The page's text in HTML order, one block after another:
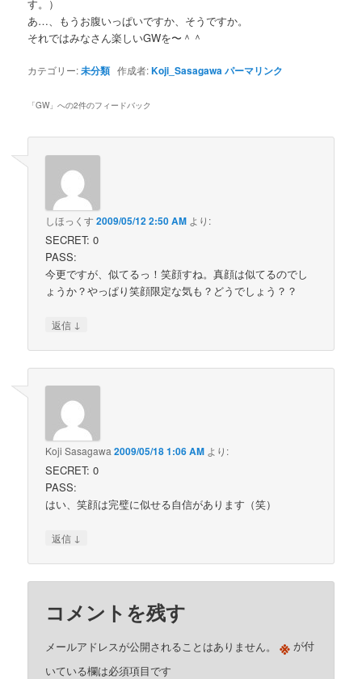
す。）
あ…、もうお腹いっぱいですか、そうですか。
それではみなさん楽しいGWを〜＾＾
カテゴリー:未分類 作成者:Koji_Sasagawaパーマリンク
「GW」への2件のフィードバック
しほっくす 2009/05/12 2:50 AM より:
SECRET: 0
PASS:
今更ですが、似てるっ！笑顔すね。真顔は似てるのでし
ょうか？やっぱり笑顔限定な気も？どうでしょう？？
返信 ↓
Koji Sasagawa 2009/05/18 1:06 AM より:
SECRET: 0
PASS:
はい、笑顔は完璧に似せる自信があります（笑）
返信 ↓
コメントを残す
メールアドレスが公開されることはありません。 ※ が付
いている欄は必須項目です